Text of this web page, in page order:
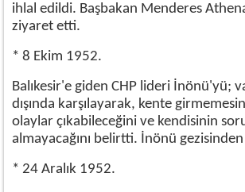
ihlal edildi. Başbakan Menderes
ziyaret etti.
* 8 Ekim 1952.
Balıkesir'e giden CHP lideri İnönü'yü;
dışında karşılayarak, kente
olaylar çıkabileceğini ve kendisinin
almayacağını belirtti. İnönü
* 24 Aralık 1952.